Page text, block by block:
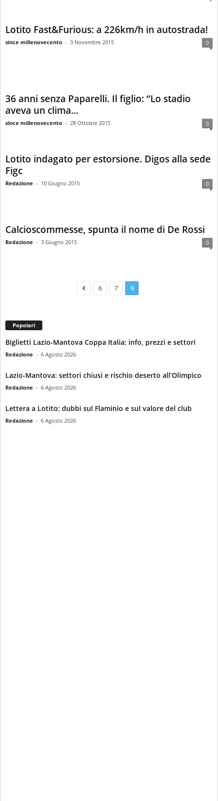
Lotito Fast&Furious: a 226km/h in autostrada!
since millenovecento - 3 Novembre 2015 0
36 anni senza Paparelli. Il figlio: “Lo stadio
aveva un clima...
since millenovecento - 28 Ottobre 2015 0
Lotito indagato per estorsione. Digos alla sede
Figc
Redazione - 10 Giugno 2015 0
Calcioscommesse, spunta il nome di De Rossi
Redazione - 3 Giugno 2015 0
6 7 8
Popolari
Biglietti Lazio-Mantova Coppa Italia: info, prezzi e settori
Redazione - 6 Agosto 2026
Lazio-Mantova: settori chiusi e rischio deserto all’Olimpico
Redazione - 6 Agosto 2026
Lettera a Lotito: dubbi sul Flaminio e sul valore del club
Redazione - 6 Agosto 2026